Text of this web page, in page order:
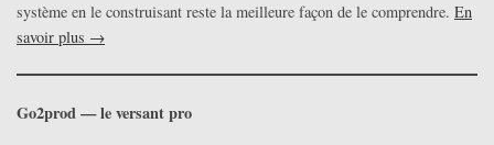
système en le construisant reste la meilleure façon de le comprendre. En
savoir plus →
Go2prod — le versant pro